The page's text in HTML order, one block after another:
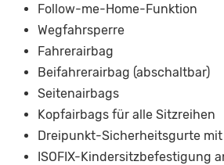
Follow-me-Home-Funktion
Wegfahrsperre
Fahrerairbag
Beifahrerairbag (abschaltbar)
Seitenairbags
Kopfairbags für alle Sitzreihen
Dreipunkt-Sicherheitsgurte
ISOFIX-Kindersitzbefestigung